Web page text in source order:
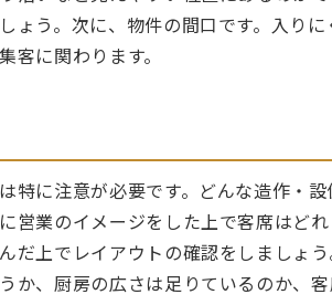
ょう。次に、物件の間口です。入り
客に関わります。
特に注意が必要です。どんな造作・
営業のイメージをした上で客席はど
だ上でレイアウトの確認をしましょ
か、厨房の広さは足りているのか、